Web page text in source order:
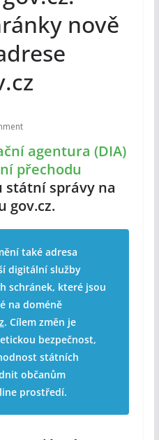
nově
agentura (DIA)
přechodu
správy na
gov.cz.
také adresa
digitální služby
schránek, které jsou
na doméně
. Cílem změn je
bezpečnost,
státních
občanům
prostředí.